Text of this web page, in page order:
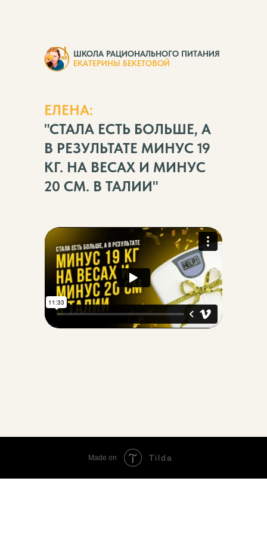
ЕЛЕНА:
"СТАЛА ЕСТЬ БОЛЬШЕ, А
В РЕЗУЛЬТАТЕ МИНУС 19
КГ. НА ВЕСАХ И МИНУС
20 СМ. В ТАЛИИ"
ШКОЛА РАЦИОНАЛЬНОГО ПИТАНИЯ
ЕКАТЕРИНЫ БЕКЕТОВОЙ
Made on Tilda